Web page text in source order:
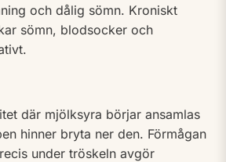
och dålig sömn. Kroniskt
sömn, blodsocker och
där mjölksyra börjar ansamlas
hinner bryta ner den. Förmågan
under tröskeln avgör